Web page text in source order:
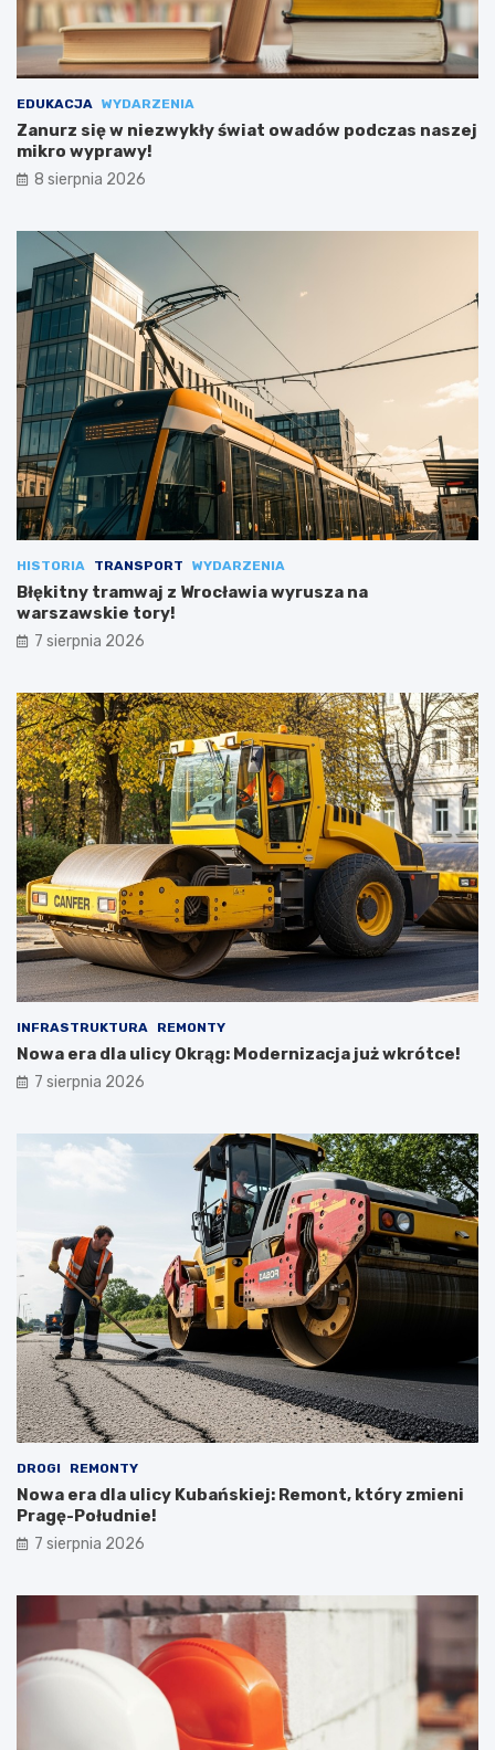
EDUKACJA WYDARZENIA
Zanurz się w niezwykły świat owadów podczas naszej
mikro wyprawy!
8 sierpnia 2026
HISTORIA TRANSPORT WYDARZENIA
Błękitny tramwaj z Wrocławia wyrusza na
warszawskie tory!
7 sierpnia 2026
INFRASTRUKTURA REMONTY
Nowa era dla ulicy Okrąg: Modernizacja już wkrótce!
7 sierpnia 2026
DROGI REMONTY
Nowa era dla ulicy Kubańskiej: Remont, który zmieni
Pragę-Południe!
7 sierpnia 2026